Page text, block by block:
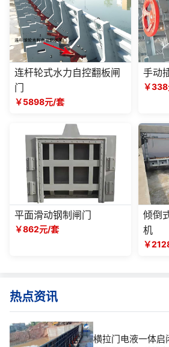
连杆轮式水力自控翻板闸
门
￥5898元/套
手动
￥
平面滑动钢制闸门
￥862元/套
倾倒
机
￥
热点资讯
横拉门电液一体启